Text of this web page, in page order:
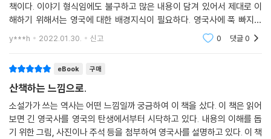
를 명실상부한 강대국이자 전 세계에 존경받는 국가로 만든 위대한 리더였
다.
읽힌다. 초등학생이 읽어도 좋을 만큼 쉽게 쓰여 있을 뿐 아니라 흥미롭게
글을 풀어가는 디킨스만의 전개 방식 덕에 한 페이지 한 페이지가 어떻게
넘어가는지도 모를 만큼 흥미진진하고 박진감 넘친다.
책이다. 이야기 형식임에도 불구하고 많은 내용이 담겨 있어서 제대로 이
해하기 위해서는 영국에 대한 배경지식이 필요하다. 영국사에 푹 빠지게
만든 좋은 책이다. 이 책과 함께 《라스트 킹덤》과 같은 역사를 배경으로 한
영화나 드라마를
y***h 2022.01.30. 신고 0 댓글0
eBook 구매
산책하는 느낌으로.
소설가가 쓰는 역사는 어떤 느낌일까 궁금하여 이 책을 샀다. 이 책은 읽어
보면 긴 영국사를 영국의 탄생에서부터 시닥하고 있다. 내용의 이해를 돕
기 위한 그림, 사진이나 주석 등을 첨부하여 영국사를 설명하고 있다. 이 책